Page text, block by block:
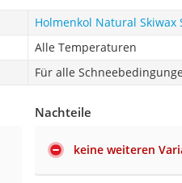
Holmenkol Natural Skiwax
Alle Temperaturen
Für alle
Nachteile
keine weiteren